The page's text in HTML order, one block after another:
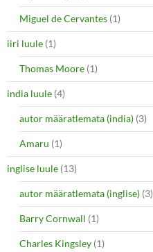
Miguel de Cervantes (1)
iiri luule (1)
Thomas Moore (1)
india luule (4)
autor määratlemata (india) (3)
Amaru (1)
inglise luule (13)
autor määratlemata (inglise) (3)
Barry Cornwall (1)
Charles Kingsley (1)